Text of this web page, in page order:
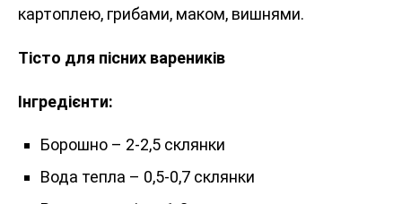
картоплею, грибами, маком, вишнями.
Тісто для пісних вареників
Інгредієнти:
Борошно – 2-2,5 склянки
Вода тепла – 0,5-0,7 склянки